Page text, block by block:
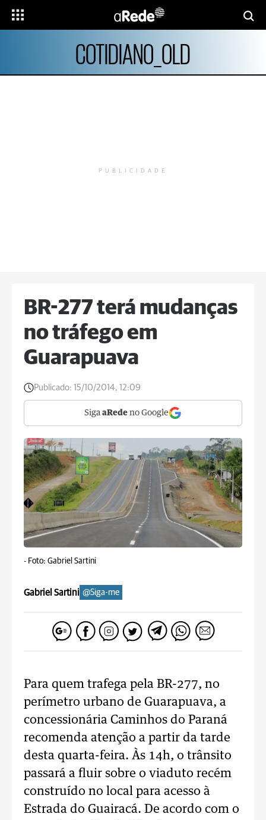
COTIDIANO_OLD
PUBLICIDADE
BR-277 terá mudanças
no tráfego em
Guarapuava
Publicado: 15/10/2014, 12:09
Siga aRede no Google
- Foto: Gabriel Sartini
Gabriel Sartini @Siga-me
Para quem trafega pela BR-277, no
perímetro urbano de Guarapuava, a
concessionária Caminhos do Paraná
recomenda atenção a partir da tarde
desta quarta-feira. Às 14h, o trânsito
passará a fluir sobre o viaduto recém
construído no local para acesso à
Estrada do Guairacá. De acordo com o